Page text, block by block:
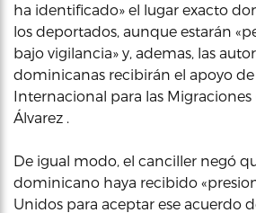
ha identificado» el lugar exacto
los deportados, aunque estarán
bajo vigilancia» y, ademas, las
dominicanas recibirán el apoyo
Internacional para las
Álvarez .
De igual modo, el canciller negó
dominicano haya recibido
Unidos para aceptar ese acuerdo